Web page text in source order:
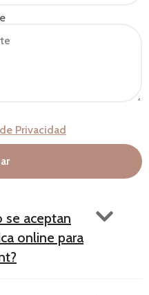
Privacidad
se aceptan
online para